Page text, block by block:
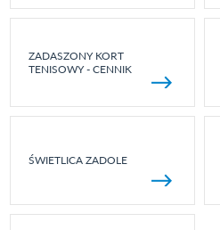
ZADASZONY KORT
TENISOWY - CENNIK
ŚWIETLICA ZADOLE